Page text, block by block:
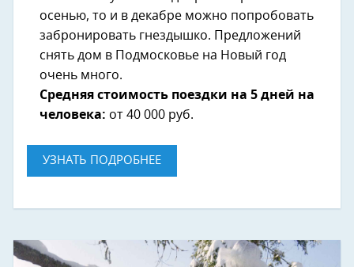
осенью, то и в декабре можно попробовать
забронировать гнездышко. Предложений
снять дом в Подмосковье на Новый год
очень много.
Средняя стоимость поездки на 5 дней на
человека: от 40 000 руб.
УЗНАТЬ ПОДРОБНЕЕ